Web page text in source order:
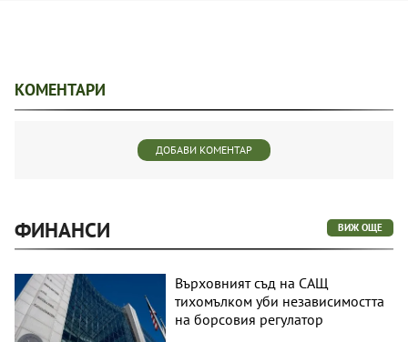
КОМЕНТАРИ
ДОБАВИ КОМЕНТАР
ФИНАНСИ ВИЖ ОЩЕ
Върховният съд на САЩ
тихомълком уби независимостта
на борсовия регулатор